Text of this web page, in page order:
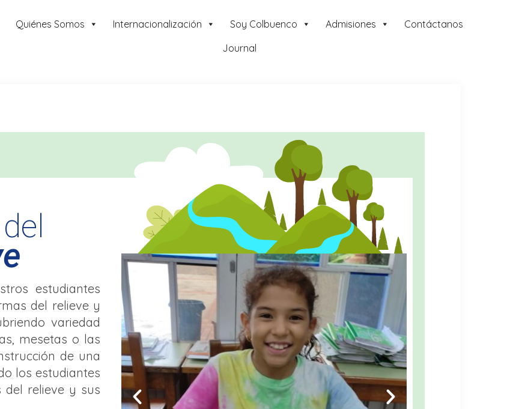
Quiénes Somos Internacionalización Soy Colbuenco Admisiones
Contáctanos
Journal
estudiantes
del relieve y
variedad
mesetas o las
de una
los estudiantes
del relieve y sus